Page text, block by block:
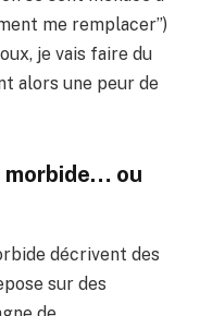
me remplacer”)
je vais faire du
alors une peur de
morbide… ou
décrivent des
sur des